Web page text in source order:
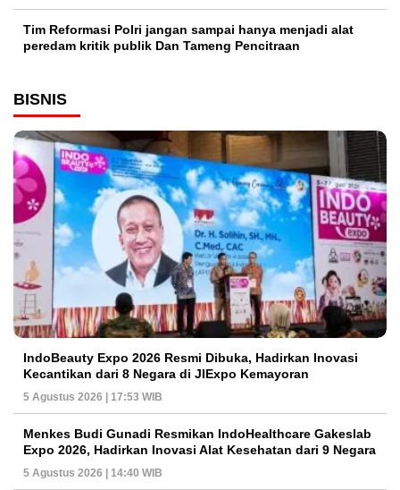
Tim Reformasi Polri jangan sampai hanya menjadi alat
peredam kritik publik Dan Tameng Pencitraan
BISNIS
IndoBeauty Expo 2026 Resmi Dibuka, Hadirkan Inovasi
Kecantikan dari 8 Negara di JIExpo Kemayoran
5 Agustus 2026 | 17:53 WIB
Menkes Budi Gunadi Resmikan IndoHealthcare Gakeslab
Expo 2026, Hadirkan Inovasi Alat Kesehatan dari 9 Negara
5 Agustus 2026 | 14:40 WIB